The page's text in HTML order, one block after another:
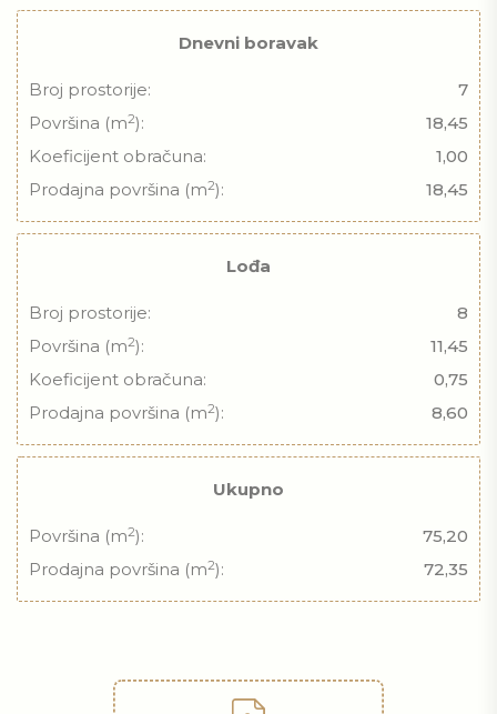
Dnevni boravak
Broj prostorije:
7
Površina (m2):
18,45
Koeficijent obračuna:
1,00
Prodajna površina (m2): 18,45
Lođa
Broj prostorije:
8
Površina (m2):
11,45
Koeficijent obračuna:
0,75
Prodajna površina (m2): 8,60
Ukupno
Površina (m2):
75,20
Prodajna površina (m2): 72,35